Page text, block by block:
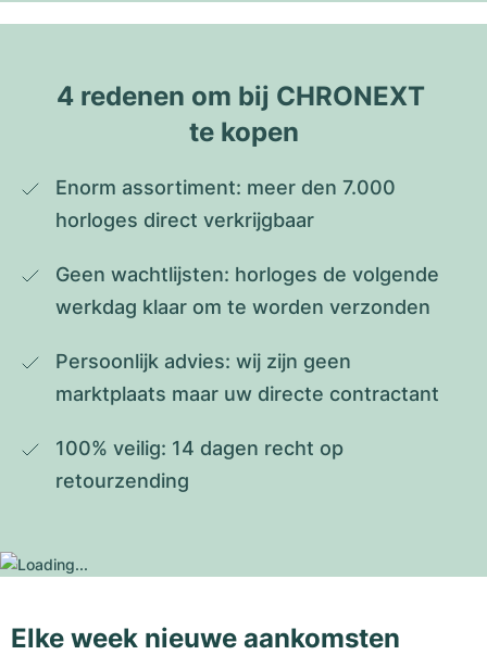
4 redenen om bij CHRONEXT
te kopen
Enorm assortiment: meer den 7.000
horloges direct verkrijgbaar
Geen wachtlijsten: horloges de volgende
werkdag klaar om te worden verzonden
Persoonlijk advies: wij zijn geen
marktplaats maar uw directe contractant
100% veilig: 14 dagen recht op
retourzending
Elke week nieuwe aankomsten